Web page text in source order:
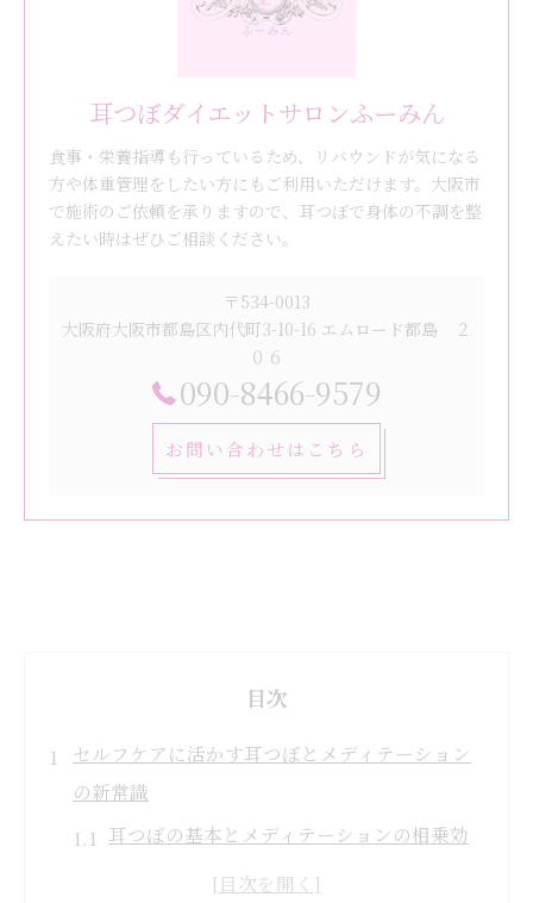
耳つぼダイエットサロンふーみん
食事・栄養指導も行っているため、リバウンドが気になる
方や体重管理をしたい方にもご利用いただけます。大阪市
で施術のご依頼を承りますので、耳つぼで身体の不調を整
えたい時はぜひご相談ください。
〒534-0013
大阪府大阪市都島区内代町3-10-16 エムロード都島 ２
０６
090-8466-9579
お問い合わせはこちら
目次
セルフケアに活かす耳つぼとメディテーション
の新常識
耳つぼの基本とメディテーションの相乗効